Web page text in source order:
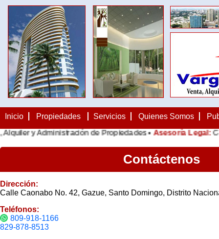
Inicio Propiedades Servicios Quienes Somos
y Administración de Propiedades •Asesoría Legal:
Contáctenos
Dirección:
Calle Caonabo No. 42, Gazue, Santo Domingo, Distrito
Teléfonos:
809-918-1166
829-878-8513